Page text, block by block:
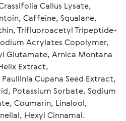
Callus Lysate,
Caffeine, Squalane,
Trifluoroacetyl Tripeptide-
Acrylates Copolymer,
Glutamate, Arnica Montana
Extract,
Cupana Seed Extract,
Potassium Sorbate, Sodium
Coumarin, Linalool,
Hexyl Cinnamal.